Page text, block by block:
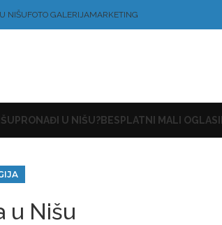
NIŠUFOTO GALERIJAMARKETING
PRONAĐI U NIŠU?BESPLATNI MALI OGLASI
u Nišu